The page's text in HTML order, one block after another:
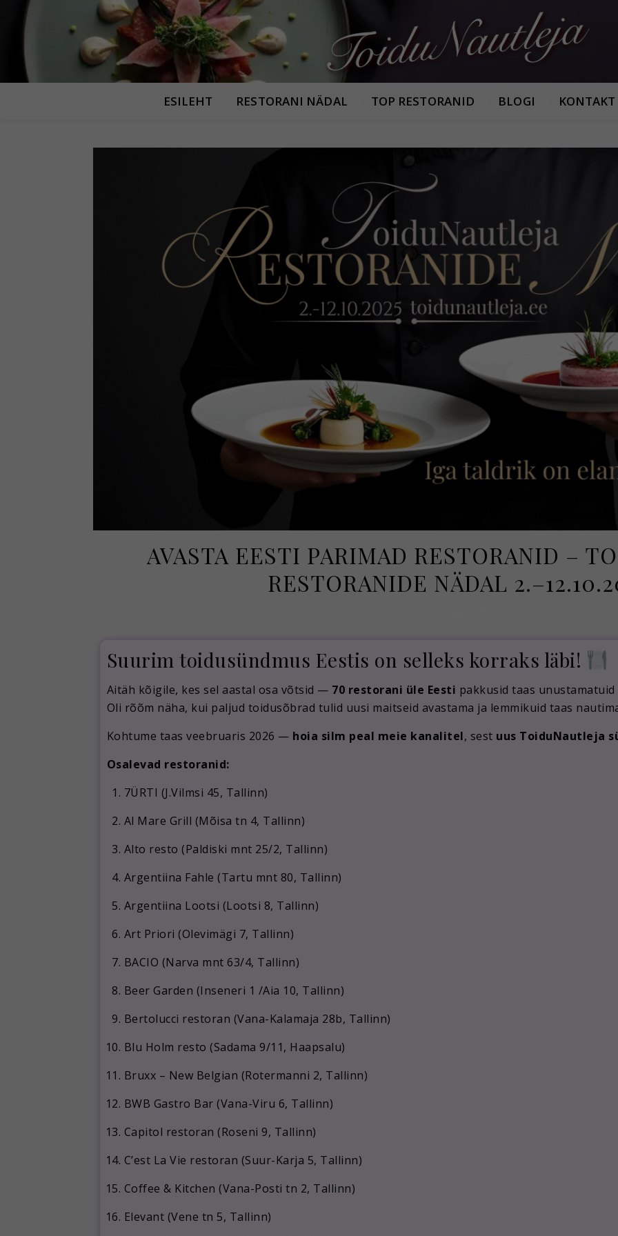
ESILEHT RESTORANI NÄDAL TOP RESTORANID BLOGI KONTAKT
AVASTA EESTI PARIMAD RESTORANID –
RESTORANIDE NÄDAL
Suurim toidusündmus Eestis on selleks korraks läbi!
Aitäh kõigile, kes sel aastal osa võtsid — 70 restorani üle Eesti pakkusid taas
Oli rõõm näha, kui paljud toidusõbrad tulid uusi maitseid avastama ja lemmikuid taas
Kohtume taas veebruaris 2026 — hoia silm peal meie kanalitel, sest uus ToiduNautleja
Osalevad restoranid:
7ÜRTI (J.Vilmsi 45, Tallinn)
Al Mare Grill (Mõisa tn 4, Tallinn)
Alto resto (Paldiski mnt 25/2, Tallinn)
Argentiina Fahle (Tartu mnt 80, Tallinn)
Argentiina Lootsi (Lootsi 8, Tallinn)
Art Priori (Olevimägi 7, Tallinn)
BACIO (Narva mnt 63/4, Tallinn)
Beer Garden (Inseneri 1 /Aia 10, Tallinn)
Bertolucci restoran (Vana-Kalamaja 28b, Tallinn)
Blu Holm resto (Sadama 9/11, Haapsalu)
Bruxx – New Belgian (Rotermanni 2, Tallinn)
BWB Gastro Bar (Vana-Viru 6, Tallinn)
Capitol restoran (Roseni 9, Tallinn)
C’est La Vie restoran (Suur-Karja 5, Tallinn)
Coffee & Kitchen (Vana-Posti tn 2, Tallinn)
Elevant (Vene tn 5, Tallinn)